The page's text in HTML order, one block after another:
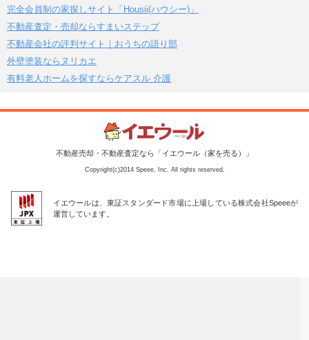
完全会員制の家探しサイト「Housii(ハウシー)」
不動産査定・売却ならすまいステップ
不動産会社の評判サイト｜おうちの語り部
外壁塗装ならヌリカエ
有料老人ホームを探すならケアスル 介護
不動産売却・不動産査定なら「イエウール（家を売る）」
Copyright(c)2014 Speee, Inc. All rights reserved.
イエウールは、東証スタンダード市場に上場している株式会社Speeeが
運営しています。